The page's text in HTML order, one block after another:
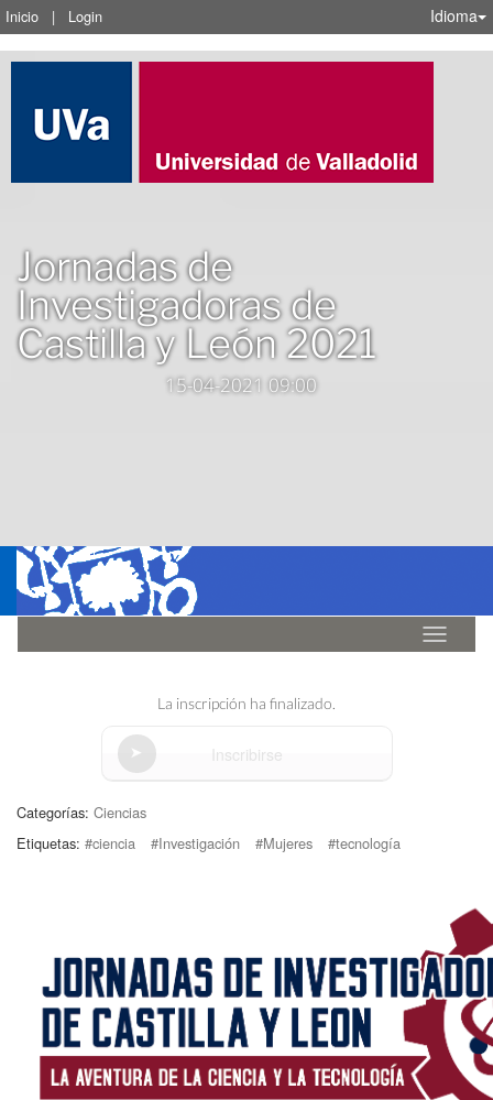
Inicio | Login Idioma
Jornadas de
Investigadoras de
Castilla y León 2021
15-04-2021 09:00
Idioma
La inscripción ha finalizado.
Inscribirse
Categorías: Ciencias
Etiquetas: #ciencia #Investigación #Mujeres #tecnología